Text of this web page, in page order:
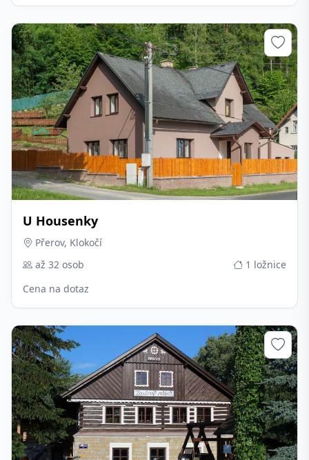
U Housenky
Přerov, Klokočí
až 32 osob
1 ložnice
Cena na dotaz